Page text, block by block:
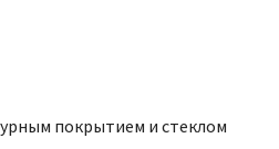
покрытием и стеклом